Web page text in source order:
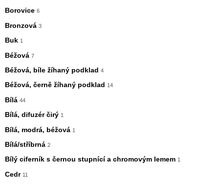
Borovice 6
Bronzová 3
Buk 1
Béžová 7
Béžová, bíle žíhaný podklad 4
Béžová, černě žíhaný podklad 14
Bílá 44
Bílá, difuzér čirý 1
Bílá, modrá, béžová 1
Bílá/stříbrná 2
Bílý ciferník s černou stupnící a chromovým lemem 1
Cedr 11